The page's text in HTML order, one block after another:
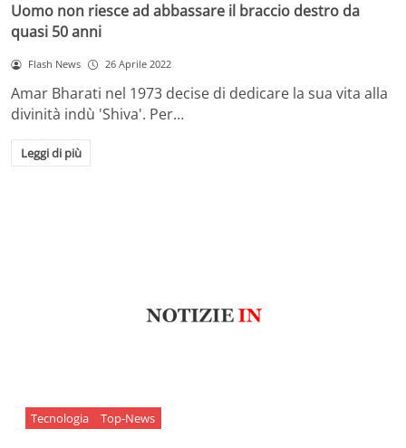
Uomo non riesce ad abbassare il braccio destro da
quasi 50 anni
Flash News 26 Aprile 2022
Amar Bharati nel 1973 decise di dedicare la sua vita alla
divinità indù 'Shiva'. Per…
Leggi di più
Tecnologia Top-News